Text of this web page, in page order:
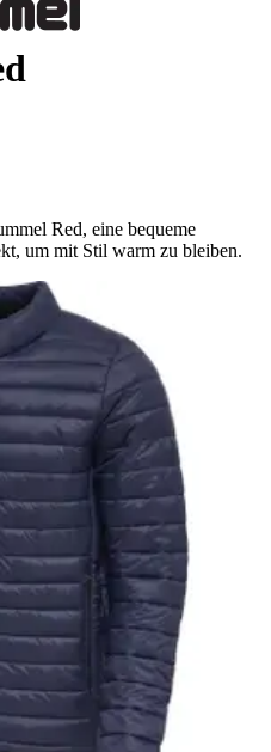
Red, eine bequeme
um mit Stil warm zu bleiben.